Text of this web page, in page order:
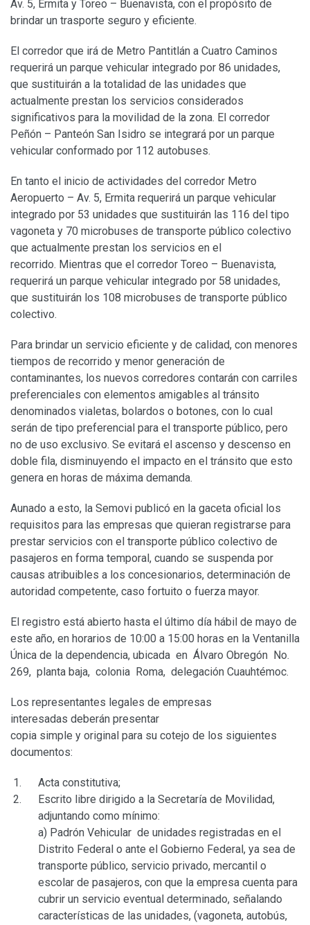
Av. 5, Ermita y Toreo – Buenavista, con el propósito de
brindar un trasporte seguro y eficiente.
El corredor que irá de Metro Pantitlán a Cuatro Caminos
requerirá un parque vehicular integrado por 86 unidades,
que sustituirán a la totalidad de las unidades que
actualmente prestan los servicios considerados
significativos para la movilidad de la zona. El corredor
Peñón – Panteón San Isidro se integrará por un parque
vehicular conformado por 112 autobuses.
En tanto el inicio de actividades del corredor Metro
Aeropuerto – Av. 5, Ermita requerirá un parque vehicular
integrado por 53 unidades que sustituirán las 116 del tipo
vagoneta y 70 microbuses de transporte público colectivo
que actualmente prestan los servicios en el
recorrido. Mientras que el corredor Toreo – Buenavista,
requerirá un parque vehicular integrado por 58 unidades,
que sustituirán los 108 microbuses de transporte público
colectivo.
Para brindar un servicio eficiente y de calidad, con menores
tiempos de recorrido y menor generación de
contaminantes, los nuevos corredores contarán con carriles
preferenciales con elementos amigables al tránsito
denominados vialetas, bolardos o botones, con lo cual
serán de tipo preferencial para el transporte público, pero
no de uso exclusivo. Se evitará el ascenso y descenso en
doble fila, disminuyendo el impacto en el tránsito que esto
genera en horas de máxima demanda.
Aunado a esto, la Semovi publicó en la gaceta oficial los
requisitos para las empresas que quieran registrarse para
prestar servicios con el transporte público colectivo de
pasajeros en forma temporal, cuando se suspenda por
causas atribuibles a los concesionarios, determinación de
autoridad competente, caso fortuito o fuerza mayor.
El registro está abierto hasta el último día hábil de mayo de
este año, en horarios de 10:00 a 15:00 horas en la Ventanilla
Única de la dependencia, ubicada en Álvaro Obregón No.
269, planta baja, colonia Roma, delegación Cuauhtémoc.
Los representantes legales de empresas
interesadas deberán presentar
copia simple y original para su cotejo de los siguientes
documentos:
Acta constitutiva;
Escrito libre dirigido a la Secretaría de Movilidad,
adjuntando como mínimo:
a) Padrón Vehicular de unidades registradas en el
Distrito Federal o ante el Gobierno Federal, ya sea de
transporte público, servicio privado, mercantil o
escolar de pasajeros, con que la empresa cuenta para
cubrir un servicio eventual determinado, señalando
características de las unidades, (vagoneta, autobús,